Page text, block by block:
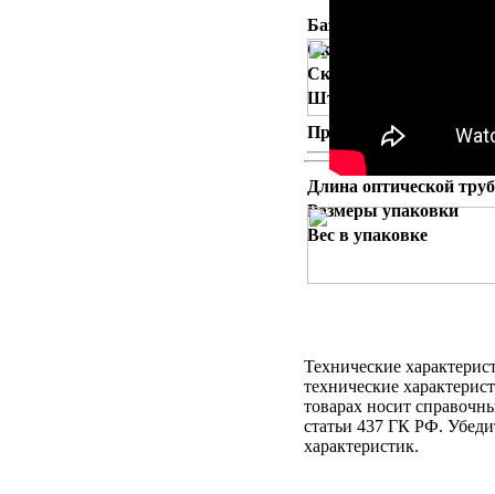
База данных
Скорость наведения
Скорости слежения
Штатив
Программное
Длина оптической
Размеры упаковки
Вес в упаковке
Технические
технические
товарах носит
статьи 437 ГК РФ.
характеристик.